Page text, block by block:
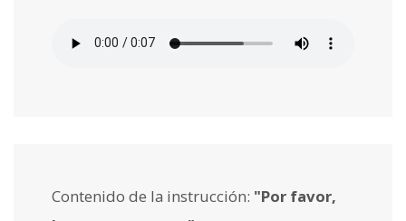
Contenido de la instrucción: "Por favor,